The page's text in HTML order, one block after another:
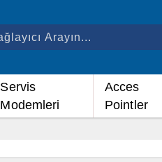
Servis
Modemleri
Acces
Pointler